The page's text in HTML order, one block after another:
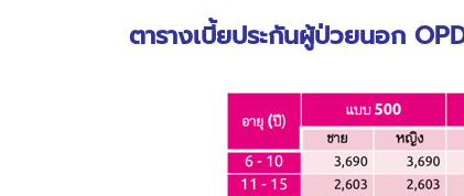
ตารางเบี้ยประกันผู้ป่วยนอก